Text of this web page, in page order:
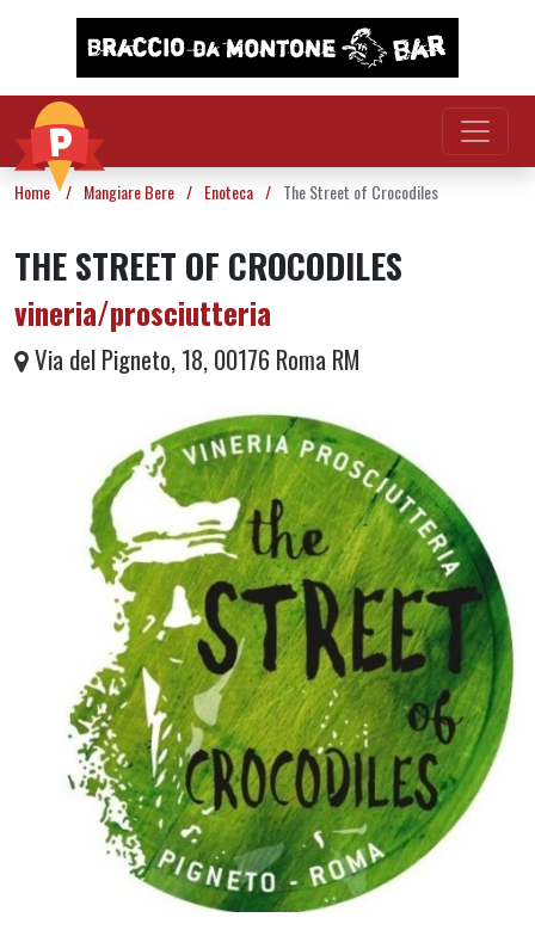
Vai al contenuto
Home / Mangiare Bere / Enoteca / The Street of Crocodiles
THE STREET OF CROCODILES
vineria/prosciutteria
Via del Pigneto, 18, 00176 Roma RM